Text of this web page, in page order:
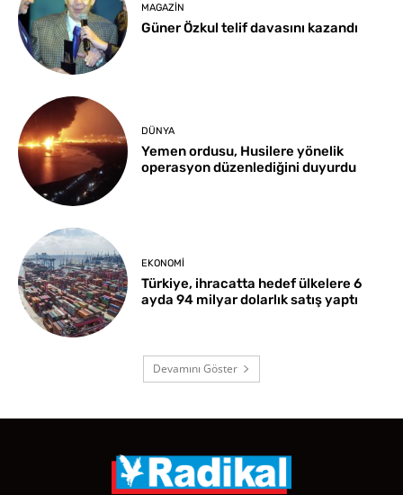
MAGAZIN
Güner Özkul telif davasını kazandı
DÜNYA
Yemen ordusu, Husilere yönelik
operasyon düzenlediğini duyurdu
EKONOMI
Türkiye, ihracatta hedef ülkelere 6
ayda 94 milyar dolarlık satış yaptı
Devamını Göster